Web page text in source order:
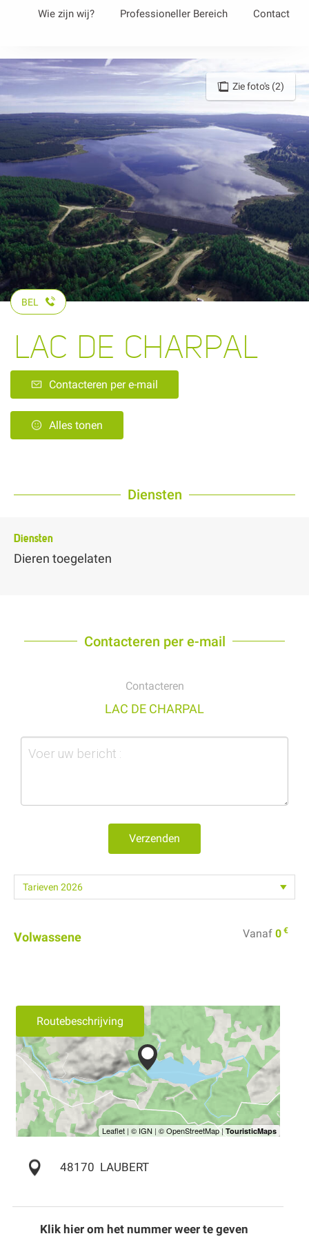
principal
Wie zijn wij? Professioneller Bereich Contact
Zie foto's (2)
BEL
LAC DE CHARPAL
Contacteren per e-mail
Alles tonen
Diensten
Diensten
Dieren toegelaten
Contacteren per e-mail
Contacteren
LAC DE CHARPAL
Verzenden
Volwassene Vanaf 0 €
Routebeschrijving
48170 LAUBERT
Klik hier om het nummer weer te geven